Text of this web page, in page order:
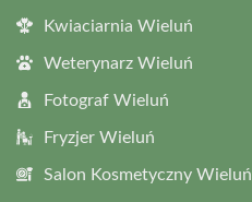
Kwiaciarnia Wieluń
Weterynarz Wieluń
Fotograf Wieluń
Fryzjer Wieluń
Salon Kosmetyczny Wieluń